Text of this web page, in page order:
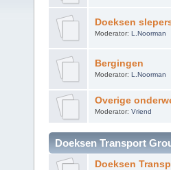
Doeksen
Moderator: L.Noorman
Bergingen
Moderator: L.Noorman
Overige
Moderator: Vriend
Doeksen Transport
Doeksen